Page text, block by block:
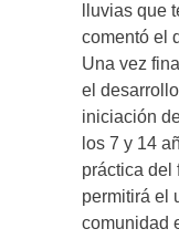
lluvias que
comentó el
Una vez
el
iniciación
los 7 y 14
práctica del
permitirá el
comunidad